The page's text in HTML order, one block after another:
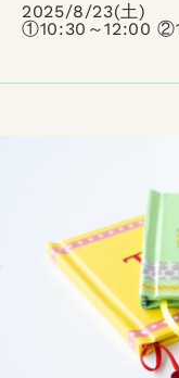
2025/8/23(土)
①10:30～12:00